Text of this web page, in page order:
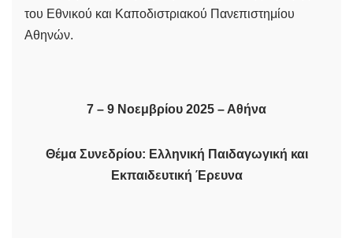
του Εθνικού και Καποδιστριακού Πανεπιστημίου
Αθηνών.
7 – 9 Νοεμβρίου 2025 – Αθήνα
Θέμα Συνεδρίου: Ελληνική Παιδαγωγική και
Εκπαιδευτική Έρευνα